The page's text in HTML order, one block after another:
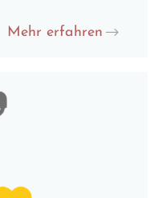
Mehr erfahren